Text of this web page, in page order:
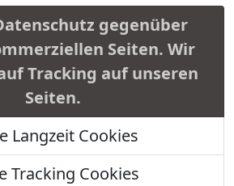
gegenüber
Seiten. Wir
Tracking auf unseren
Seiten.
Langzeit Cookies
Tracking Cookies